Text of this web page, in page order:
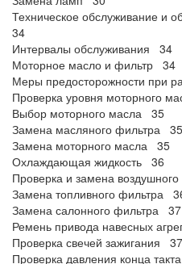
Техническое обслуживание и
34
Интервалы обслуживания 34
Моторное масло и фильтр 34
Меры предосторожности при
Проверка уровня моторного
Выбор моторного масла 35
Замена масляного фильтра 35
Замена моторного масла 35
Охлаждающая жидкость 36
Проверка и замена
Замена топливного фильтра
Замена салонного фильтра 37
Ремень привода навесных
Проверка свечей зажигания 37
Проверка давления конца